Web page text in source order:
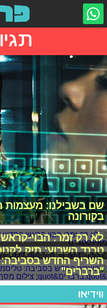
שם בשבילנו: מעצמות
בקורונה
לא רק זמר: הבוי-
טרנד השבוע: תיק
השריף החדש
"ברברים"
ווידיאו